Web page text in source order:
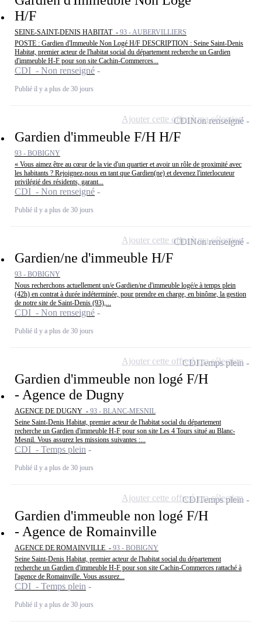
H/F
SEINE-SAINT-DENIS HABITAT - 93 - AUBERVILLIERS
POSTE : Gardien d'Immeuble Non Logé H/F DESCRIPTION : Seine Saint-Denis
Habitat, premier acteur de l'habitat social du département recherche un Gardien
d'immeuble H-F pour son site Cachin-Commerces...
CDI - Non renseigné
Publié il y a plus de 30 jours
Gardien d'immeuble F/H H/F
93 - BOBIGNY
« Vous aimez être au cœur de la vie d'un quartier et avoir un rôle de proximité avec
les habitants ? Rejoignez-nous en tant que Gardien(ne) et devenez l'interlocuteur
privilégié des résidents, garant...
CDI - Non renseigné
Publié il y a plus de 30 jours
CDINon renseigné
Ajouter cette offre à ma sélection
Gardien/ne d'immeuble H/F
93 - BOBIGNY
Nous recherchons actuellement un/e Gardien/ne d'immeuble logé/e à temps plein
(42h) en contrat à durée indéterminée, pour prendre en charge, en binôme, la gestion
de notre site de Saint-Denis (93),...
CDI - Non renseigné
Publié il y a plus de 30 jours
CDINon renseigné
Ajouter cette offre à ma sélection
Gardien d'immeuble non logé F/H
- Agence de Dugny
AGENCE DE DUGNY - 93 - BLANC-MESNIL
Seine Saint-Denis Habitat, premier acteur de l'habitat social du département
recherche un Gardien d'immeuble H-F pour son site Les 4 Tours situé au Blanc-
Mesnil. Vous assurez les missions suivantes :...
CDI - Temps plein
Publié il y a plus de 30 jours
CDITemps plein
Ajouter cette offre à ma sélection
Gardien d'immeuble non logé F/H
- Agence de Romainville
AGENCE DE ROMAINVILLE - 93 - BOBIGNY
Seine Saint-Denis Habitat, premier acteur de l'habitat social du département
recherche un Gardien d'immeuble H-F pour son site Cachin-Commerces rattaché à
l'agence de Romainville. Vous assurez...
CDI - Temps plein
Publié il y a plus de 30 jours
CDITemps plein
Ajouter cette offre à ma sélection